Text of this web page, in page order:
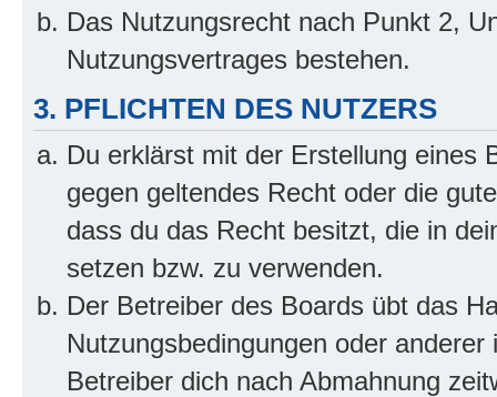
Das Nutzungsrecht nach Punkt 2,
Nutzungsvertrages bestehen.
3. PFLICHTEN DES NUTZERS
Du erklärst mit der Erstellung eines
gegen geltendes Recht oder die
dass du das Recht besitzt, die in
setzen bzw. zu verwenden.
Der Betreiber des Boards übt das
Nutzungsbedingungen oder
Betreiber dich nach Abmahnung